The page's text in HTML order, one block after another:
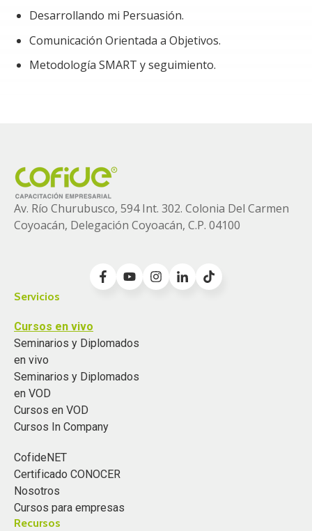
Conflictos y tensiones generados por una
Falta de asertividad al expresar opiniones o
necesidades.
Equipo de cómputo con acceso a internet.
Teléfono celular para escaneo de códigos QR para
actividades interactivas.
Desarrollando mi Persuasión.
Comunicación Orientada a Objetivos.
Metodología SMART y seguimiento.
Av. Río Churubusco, 594 Int. 302. Colonia Del Carmen
Coyoacán, Delegación Coyoacán, C.P. 04100
Servicios
Cursos en vivo
Seminarios y Diplomados
en vivo
Seminarios y Diplomados
en VOD
Cursos en VOD
Cursos In Company
CofideNET
Certificado CONOCER
Nosotros
Cursos para empresas
Recursos